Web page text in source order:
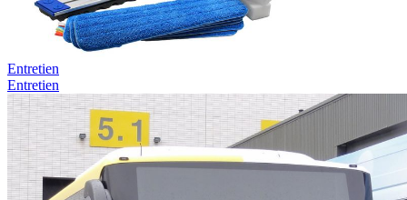
Entretien
Entretien